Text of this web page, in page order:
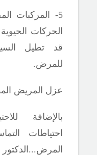
5- المركبات
الحركات
قد تطيل
للمرض.
عزل المريض
بالإضافة
احتياطات
المرض...